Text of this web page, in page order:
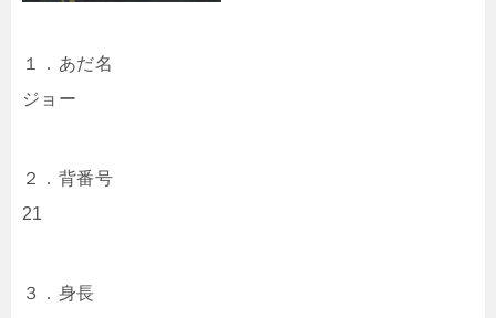
１．あだ名
ジョー
２．背番号
21
３．身長